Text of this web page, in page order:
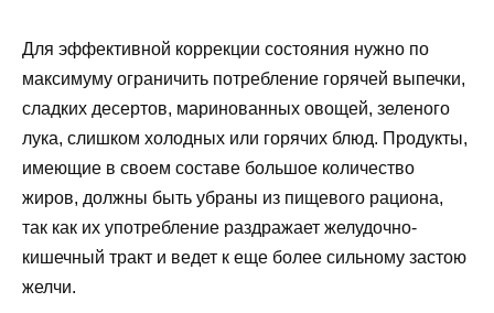
Для эффективной коррекции состояния нужно по
максимуму ограничить потребление горячей выпечки,
сладких десертов, маринованных овощей, зеленого
лука, слишком холодных или горячих блюд. Продукты,
имеющие в своем составе большое количество
жиров, должны быть убраны из пищевого рациона,
так как их употребление раздражает желудочно-
кишечный тракт и ведет к еще более сильному застою
желчи.